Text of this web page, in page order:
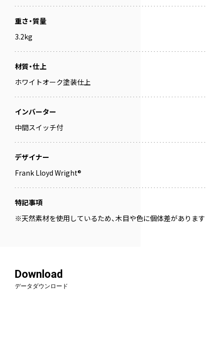
重さ・質量
3.2kg
材質・仕上
ホワイトオーク塗装仕上
インバーター
中間スイッチ付
デザイナー
Frank Lloyd Wright®
特記事項
※天然素材を使用しているため、木目や色に個体差があります
Download
データダウンロード